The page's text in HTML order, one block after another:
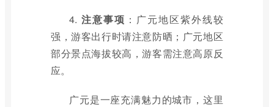
4. 注意事项 ：广元地区紫外线较
强，游客出行时请注意防晒；广元地区
部分景点海拔较高，游客需注意高原反
应。
广元是一座充满魅力的城市，这里